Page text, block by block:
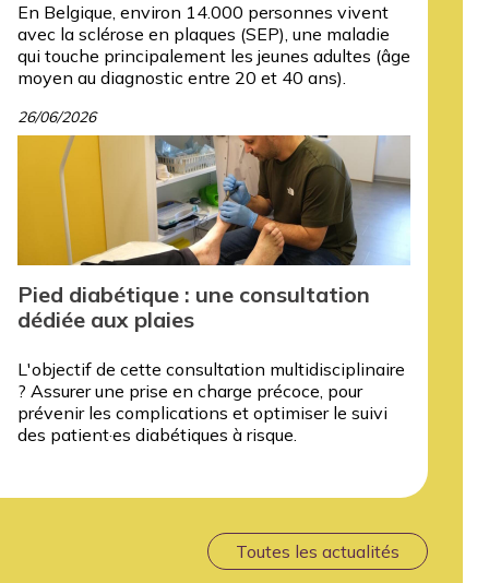
En Belgique, environ 14.000 personnes vivent
avec la sclérose en plaques (SEP), une maladie
qui touche principalement les jeunes adultes (âge
moyen au diagnostic entre 20 et 40 ans).
26/06/2026
Pied diabétique : une consultation
dédiée aux plaies
L'objectif de cette consultation multidisciplinaire
? Assurer une prise en charge précoce, pour
prévenir les complications et optimiser le suivi
des patient·es diabétiques à risque.
Toutes les actualités